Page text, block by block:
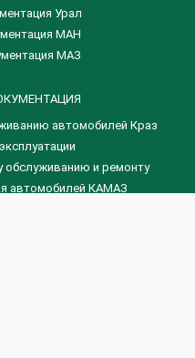
Урал
МАН
МАЗ
автомобилей Краз
обслуживанию и ремонту
автомобилей КАМАЗ